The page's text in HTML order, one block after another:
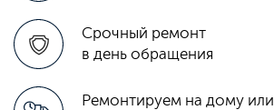
Срочный ремонт
в день обращения
Ремонтируем на дому или